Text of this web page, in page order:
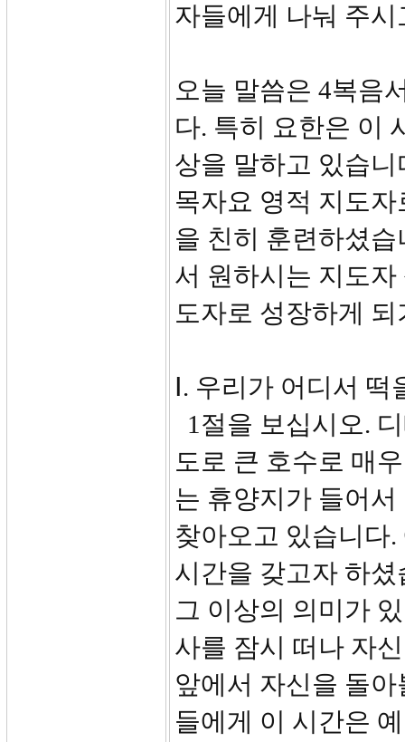
자들에게 나눠 주
오늘 말씀은 4복음
다. 특히 요한은 이
상을 말하고 있습
목자요 영적 지도
을 친히 훈련하셨
서 원하시는 지도
도자로 성장하게
Ⅰ. 우리가 어디서
1절을 보십시오.
도로 큰 호수로 매
는 휴양지가 들어
찾아오고 있습니다
시간을 갖고자 하
그 이상의 의미가
사를 잠시 떠나 자
앞에서 자신을 돌
들에게 이 시간은